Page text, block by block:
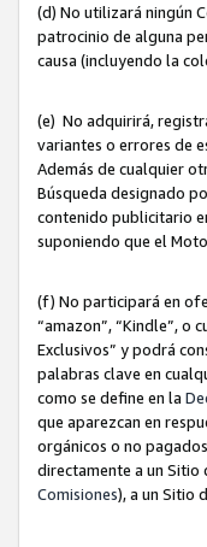
(d) No utilizará ningún
patrocinio de alguna
causa (incluyendo la
(e) No adquirirá,
variantes o errores de
Además de cualquier
Búsqueda designado
contenido publicitario
suponiendo que el
(f) No participará en
“amazon”, “Kindle”, o
Exclusivos” y podrá
palabras clave en
como se define en la
que aparezcan en
orgánicos o no
directamente a un Sitio
Comisiones), a un Sitio